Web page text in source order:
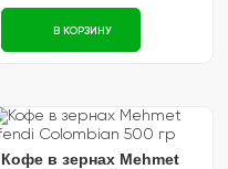
В КОРЗИНУ
Кофе в зернах Mehmet